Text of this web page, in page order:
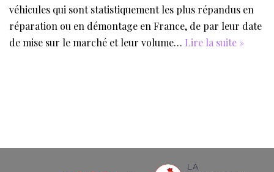
véhicules qui sont statistiquement les plus répandus en
réparation ou en démontage en France, de par leur date
de mise sur le marché et leur volume… Lire la suite »